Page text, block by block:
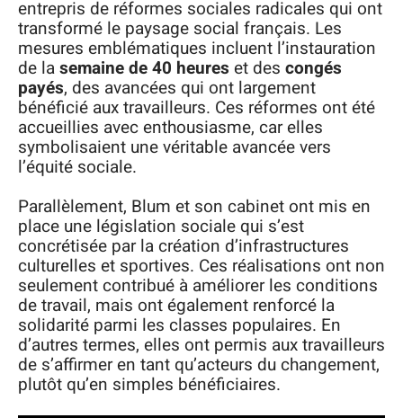
entrepris de réformes sociales radicales qui ont
transformé le paysage social français. Les
mesures emblématiques incluent l’instauration
de lasemaine de 40 heures et des congés
payés, des avancées qui ont largement
bénéficié aux travailleurs. Ces réformes ont été
accueillies avec enthousiasme, car elles
symbolisaient une véritable avancée vers
l’équité sociale.
Parallèlement, Blum et son cabinet ont mis en
place une législation sociale qui s’est
concrétisée par la création d’infrastructures
culturelles et sportives. Ces réalisations ont non
seulement contribué à améliorer les conditions
de travail, mais ont également renforcé la
solidarité parmi les classes populaires. En
d’autres termes, elles ont permis aux travailleurs
de s’affirmer en tant qu’acteurs du changement,
plutôt qu’en simples bénéficiaires.